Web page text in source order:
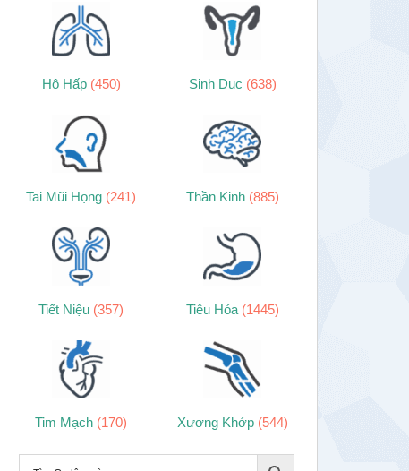
Hô Hấp (450) Sinh Dục (638)
Tai Mũi Họng (241) Thần Kinh (885)
Tiết Niệu (357) Tiêu Hóa (1445)
Tim Mạch (170) Xương Khớp (544)